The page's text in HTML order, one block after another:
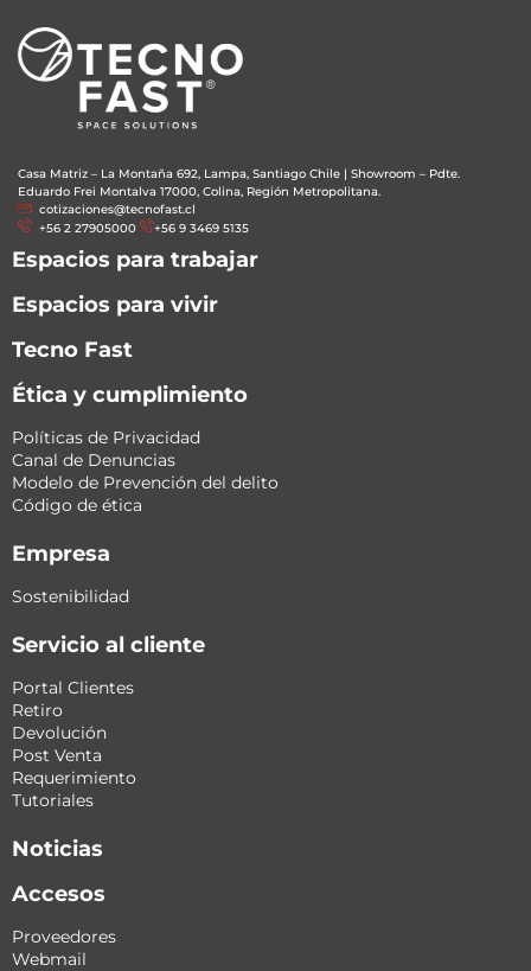
Casa Matriz – La Montaña 692, Lampa, Santiago Chile | Showroom – Pdte.
Eduardo Frei Montalva 17000, Colina, Región Metropolitana.
cotizaciones@tecnofast.cl
+56 2 27905000
+56 9 3469 5135
Espacios para trabajar
Espacios para vivir
Tecno Fast
Ética y cumplimiento
Políticas de Privacidad
Canal de Denuncias
Modelo de Prevención del delito
Código de ética
Empresa
Sostenibilidad
Servicio al cliente
Portal Clientes
Retiro
Devolución
Post Venta
Requerimiento
Tutoriales
Noticias
Accesos
Proveedores
Webmail